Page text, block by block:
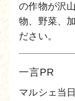
の作物が沢
物、野菜、
ださい。
一言PR
マルシェ当